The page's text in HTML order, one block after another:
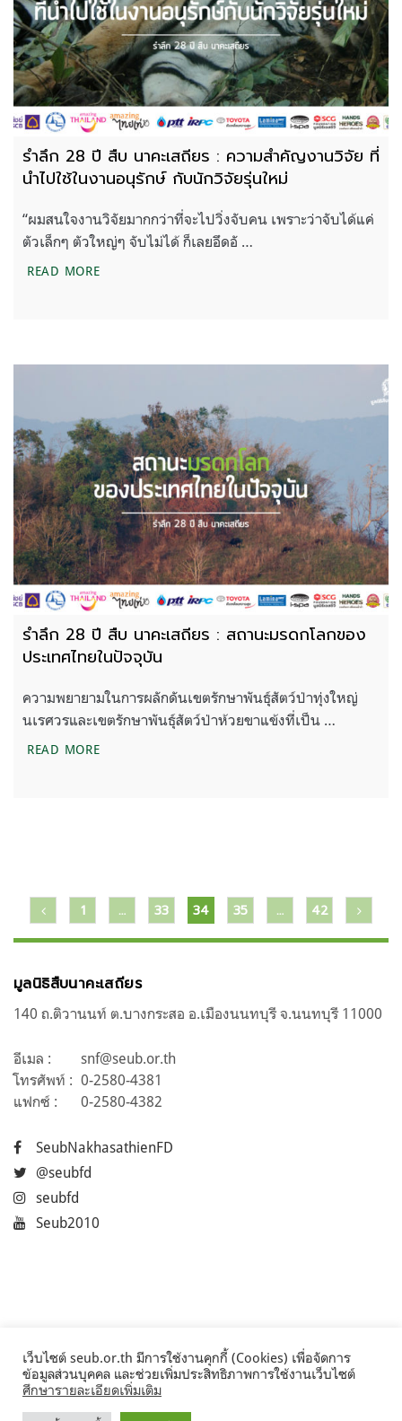
รำลึก 28 ปี สืบ นาคะเสถียร : ความสำคัญงานวิจัย ที่
นำไปใช้ในงานอนุรักษ์ กับนักวิจัยรุ่นใหม่
“ผมสนใจงานวิจัยมากกว่าที่จะไปวิ่งจับคน เพราะว่าจับได้แค่
ตัวเล็กๆ ตัวใหญ่ๆ จับไม่ได้ ก็เลยอึดอั …
READ MOREรำลึก 28 ปี สืบ นาคะเสถียร : ความสำคัญงานวิจัย ที่
รำลึก 28 ปี สืบ นาคะเสถียร : สถานะมรดกโลกของ
ประเทศไทยในปัจจุบัน
ความพยายามในการผลักดันเขตรักษาพันธุ์สัตว์ป่าทุ่งใหญ่
นเรศวรและเขตรักษาพันธุ์สัตว์ป่าห้วยขาแข้งที่เป็น …
READ MOREรำลึก 28 ปี สืบ นาคะเสถียร : สถานะมรดกโลกของปร
แนะแนว
เรื่อง
1 … 33 34 35 … 42
มูลนิธิสืบนาคะเสถียร
140 ถ.ติวานนท์ ต.บางกระสอ อ.เมืองนนทบุรี จ.นนทบุรี 11000
อีเมล :
snf@seub.or.th
โทรศัพท์ : 0-2580-4381
แฟกซ์ :
0-2580-4382
SeubNakhasathienFD
@seubfd
seubfd
Seub2010
เว็บไซต์ seub.or.th มีการใช้งานคุกกี้ (Cookies) เพื่อจัดการ
ข้อมูลส่วนบุคคล และช่วยเพิ่มประสิทธิภาพการใช้งานเว็บไซต์
ศึกษารายละเอียดเพิ่มเติม